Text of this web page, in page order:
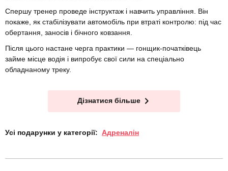
Спершу тренер проведе інструктаж і навчить управління. Він
покаже, як стабілізувати автомобіль при втраті контролю: під час
обертання, заносів і бічного ковзання.
Після цього настане черга практики — гонщик-початківець
займе місце водія і випробує свої сили на спеціально
обладнаному треку.
Дізнатися більше
Усі подарунки у категорії: Адреналін